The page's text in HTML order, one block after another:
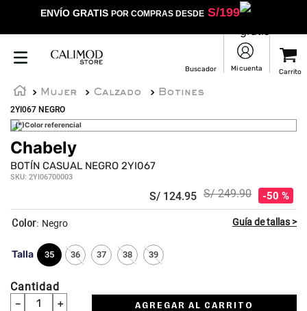
ENVÍO GRATIS POR COMPRAS DESDES/199
Mujer Calzado
Botines
2YI067 NEGRO
(*)Color referencial
Chabely
BOTÍN CASUAL NEGRO 2YI067
SKU: 2YI06700003
S/ 124.95 S/ 249.90 50 %
Talla 35 36 37 38 39
: Negro
Cantidad
＋
－ AGREGAR AL CARRITO